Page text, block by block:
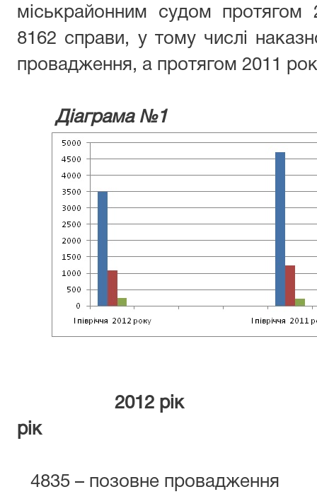
міськрайонним судом протягом
8162 справи, у тому числі
провадження, а протягом 2011
Діаграма №1
2012
рік
4835 – позовне